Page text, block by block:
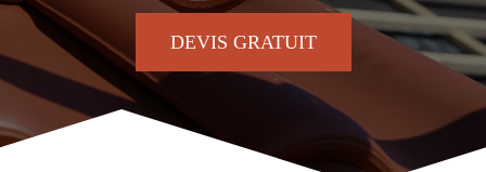
DEVIS GRATUIT